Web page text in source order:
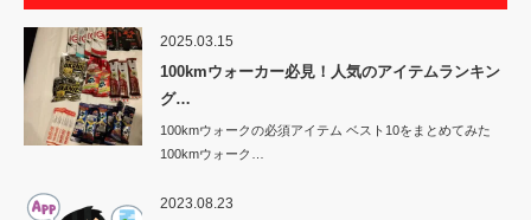
2025.03.15
100kmウォーカー必見！人気のアイテムランキン
グ…
100kmウォークの必須アイテム ベスト10をまとめてみた
100kmウォーク…
2023.08.23